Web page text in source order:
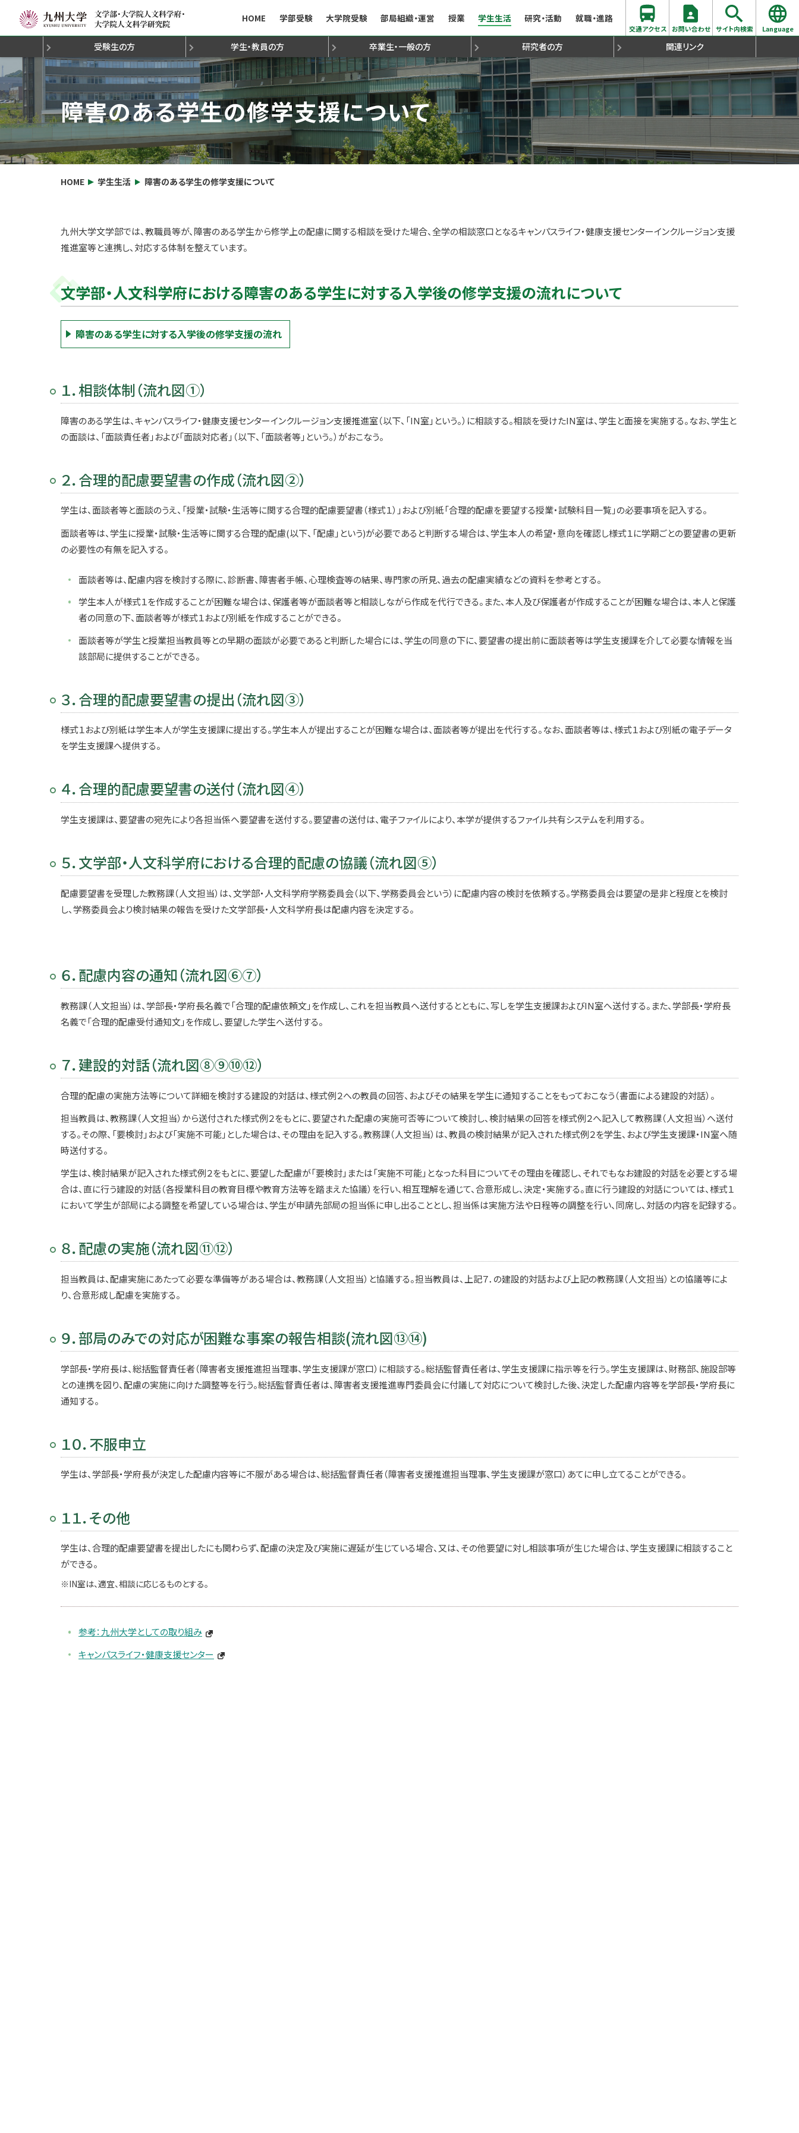
HOME 学部受験
新着情報と概要
文学部の魅力発見！
オープンキャンパス 学生受け入れ方針 3年次編入学試験について 文学部研究生出願心得
聴講生出願心得
科目等履修生出願要領
先輩からのメッセージ 文学部国際コース 文学部受験ナビ 文学部組織構成
大学院受験
新着情報と概要
大学院進学説明会
大学院入学試験について 学生受け入れ方針 人文科学府研究生出願心得 先輩からのメッセージ
過去の入試問題
人文科学府組織構成
部局組織・運営
新着情報と概要
研究院長の挨拶
組織概要 沿革 組織構成
授業
新着情報と概要
学部授業の履修方法
大学院授業の履修方法 TA/RA 行事予定表・授業日程 オフィスアワー 国際交流
時間割・シラバス
休講情報（文学部）
休講情報（人文科学府） 文学部国際コース 人社系副専攻プログラム 歴史学拠点コース
学生生活
新着情報と概要
学生修学・就職等の相談と支援
奨学金・謝金 諸手続き 九州大学文学部文友会 障害のある学生の修学支援について
留学生（国際部）
海外渡航届・海外留学
研究・活動
新着情報と概要
社会連携・公開講座
博士論文 研究活動 専門研究員・学振研究 学生表彰 人文学叢書
就職・進路
新着情報と概要
教員免許
学芸員 社会調査士 認定心理士 就職支援／就職状況（学部・学府） 九州大学文学部同窓会 各種証明書発行について
交通アクセス お問い合わせ サイト内検索 Language
受験生の方 学生・教員の方 卒業生・一般の方 研究者の方 関連リンク
障害のある学生の修学支援について
HOME 学生生活 障害のある学生の修学支援について
九州大学文学部では、教職員等が、障害のある学生から修学上の配慮に関する相談を受けた場合、全学の相談窓口となるキャンパスライフ・健康支援センターインクルージョン支援
推進室等と連携し、対応する体制を整えています。
文学部・人文科学府における障害のある学生に対する入学後の修学支援の流れについて
障害のある学生に対する入学後の修学支援の流れ
１．相談体制（流れ図①）
障害のある学生は、キャンパスライフ・健康支援センターインクルージョン支援推進室（以下、「IN室」という。）に相談する。相談を受けたIN室は、学生と面接を実施する。なお、学生と
の面談は、「面談責任者」および「面談対応者」（以下、「面談者等」という。）がおこなう。
２．合理的配慮要望書の作成（流れ図②）
学生は、面談者等と面談のうえ、「授業・試験・生活等に関する合理的配慮要望書（様式１）」および別紙「合理的配慮を要望する授業・試験科目一覧」の必要事項を記入する。
面談者等は、学生に授業・試験・生活等に関する合理的配慮(以下、「配慮」という)が必要であると判断する場合は、学生本人の希望・意向を確認し様式１に学期ごとの要望書の更新
の必要性の有無を記入する。
面談者等は、配慮内容を検討する際に、診断書、障害者手帳、心理検査等の結果、専門家の所見、過去の配慮実績などの資料を参考とする。
学生本人が様式１を作成することが困難な場合は、保護者等が面談者等と相談しながら作成を代行できる。また、本人及び保護者が作成することが困難な場合は、本人と保護
者の同意の下、面談者等が様式１および別紙を作成することができる。
面談者等が学生と授業担当教員等との早期の面談が必要であると判断した場合には、学生の同意の下に、要望書の提出前に面談者等は学生支援課を介して必要な情報を当
該部局に提供することができる。
３．合理的配慮要望書の提出（流れ図③）
様式１および別紙は学生本人が学生支援課に提出する。学生本人が提出することが困難な場合は、面談者等が提出を代行する。なお、面談者等は、様式１および別紙の電子データ
を学生支援課へ提供する。
４．合理的配慮要望書の送付（流れ図④）
学生支援課は、要望書の宛先により各担当係へ要望書を送付する。要望書の送付は、電子ファイルにより、本学が提供するファイル共有システムを利用する。
５．文学部・人文科学府における合理的配慮の協議（流れ図⑤）
配慮要望書を受理した教務課（人文担当）は、文学部・人文科学府学務委員会（以下、学務委員会という）に配慮内容の検討を依頼する。学務委員会は要望の是非と程度とを検討
し、学務委員会より検討結果の報告を受けた文学部長・人文科学府長は配慮内容を決定する。
６．配慮内容の通知（流れ図⑥⑦）
教務課（人文担当）は、学部長・学府長名義で「合理的配慮依頼文」を作成し、これを担当教員へ送付するとともに、写しを学生支援課およびIN室へ送付する。また、学部長・学府長
名義で「合理的配慮受付通知文」を作成し、要望した学生へ送付する。
７．建設的対話（流れ図⑧⑨⑩⑫）
合理的配慮の実施方法等について詳細を検討する建設的対話は、様式例２への教員の回答、およびその結果を学生に通知することをもっておこなう（書面による建設的対話）。
担当教員は、教務課（人文担当）から送付された様式例２をもとに、要望された配慮の実施可否等について検討し、検討結果の回答を様式例２へ記入して教務課（人文担当）へ送付
する。その際、「要検討」および「実施不可能」とした場合は、その理由を記入する。教務課（人文担当）は、教員の検討結果が記入された様式例２を学生、および学生支援課・IN室へ随
時送付する。
学生は、検討結果が記入された様式例２をもとに、要望した配慮が「要検討」または「実施不可能」となった科目についてその理由を確認し、それでもなお建設的対話を必要とする場
合は、直に行う建設的対話（各授業科目の教育目標や教育方法等を踏まえた協議）を行い、相互理解を通じて、合意形成し、決定・実施する。直に行う建設的対話については、様式１
において学生が部局による調整を希望している場合は、学生が申請先部局の担当係に申し出ることとし、担当係は実施方法や日程等の調整を行い、同席し、対話の内容を記録する。
８．配慮の実施（流れ図⑪⑫）
担当教員は、配慮実施にあたって必要な準備等がある場合は、教務課（人文担当）と協議する。担当教員は、上記７．の建設的対話および上記の教務課（人文担当）との協議等によ
り、合意形成し配慮を実施する。
９．部局のみでの対応が困難な事案の報告相談(流れ図⑬⑭)
学部長・学府長は、総括監督責任者（障害者支援推進担当理事、学生支援課が窓口）に相談する。総括監督責任者は、学生支援課に指示等を行う。学生支援課は、財務部、施設部等
との連携を図り、配慮の実施に向けた調整等を行う。総括監督責任者は、障害者支援推進専門委員会に付議して対応について検討した後、決定した配慮内容等を学部長・学府長に
通知する。
１０．不服申立
学生は、学部長・学府長が決定した配慮内容等に不服がある場合は、総括監督責任者（障害者支援推進担当理事、学生支援課が窓口）あてに申し立てることができる。
１１．その他
学生は、合理的配慮要望書を提出したにも関わらず、配慮の決定及び実施に遅延が生じている場合、又は、その他要望に対し相談事項が生じた場合は、学生支援課に相談すること
ができる。
※IN室は、適宜、相談に応じるものとする。
参考：九州大学としての取り組み
キャンパスライフ・健康支援センター